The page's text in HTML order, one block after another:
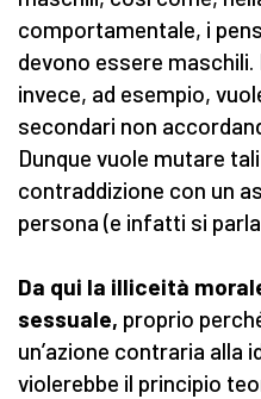
comportamentale, i
devono essere maschili.
invece, ad esempio,
secondari non
Dunque vuole mutare
contraddizione con un
persona (e infatti si
Da qui la illiceità
sessuale, proprio
un’azione contraria alla
violerebbe il principio